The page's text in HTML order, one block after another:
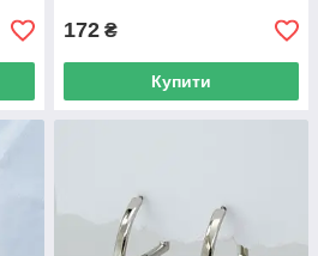
172 ₴
Купити